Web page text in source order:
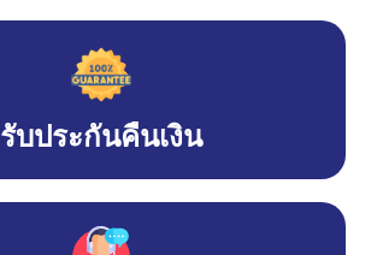
รับประกันคืนเงิน